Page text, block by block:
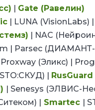
| Gate (Равелин)
| LUNA (VisionLabs) |
| NAC
| Parsec
Proxway (Эликс) |
| RusGuard
) | Senesys (ЭЛВИС-
| Smartec |